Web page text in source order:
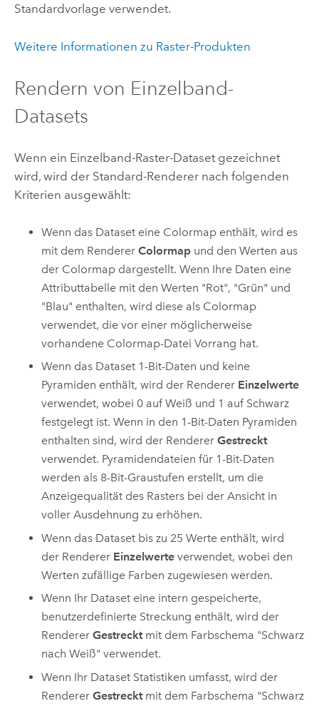
Standardvorlage verwendet.
Weitere Informationen zu Raster-Produkten
Rendern von Einzelband-
Datasets
Wenn ein Einzelband-Raster-Dataset gezeichnet
wird, wird der Standard-Renderer nach folgenden
Kriterien ausgewählt:
Wenn das Dataset eine Colormap enthält, wird es
mit dem RendererColormap und den Werten aus
der Colormap dargestellt. Wenn Ihre Daten eine
Attributtabelle mit den Werten "Rot", "Grün" und
"Blau" enthalten, wird diese als Colormap
verwendet, die vor einer möglicherweise
vorhandene Colormap-Datei Vorrang hat.
Wenn das Dataset 1-Bit-Daten und keine
Pyramiden enthält, wird der Renderer Einzelwerte
verwendet, wobei 0 auf Weiß und 1 auf Schwarz
festgelegt ist. Wenn in den 1-Bit-Daten Pyramiden
enthalten sind, wird der RendererGestreckt
verwendet. Pyramidendateien für 1-Bit-Daten
werden als 8-Bit-Graustufen erstellt, um die
Anzeigequalität des Rasters bei der Ansicht in
voller Ausdehnung zu erhöhen.
Wenn das Dataset bis zu 25 Werte enthält, wird
der Renderer Einzelwerte verwendet, wobei den
Werten zufällige Farben zugewiesen werden.
Wenn Ihr Dataset eine intern gespeicherte,
benutzerdefinierte Streckung enthält, wird der
RendererGestrecktmit dem Farbschema "Schwarz
nach Weiß" verwendet.
Wenn Ihr Dataset Statistiken umfasst, wird der
RendererGestrecktmit dem Farbschema "Schwarz